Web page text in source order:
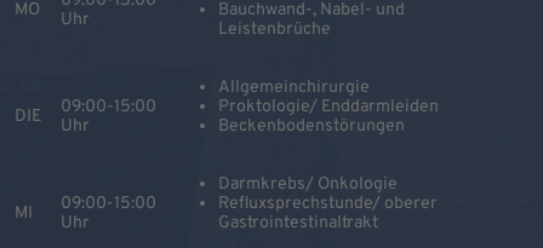
MO
Uhr
Bauchwand-, Nabel- und
Leistenbrüche
DIE
09:00-15:00
Uhr
Allgemeinchirurgie
Proktologie/ Enddarmleiden
Beckenbodenstörungen
MI
09:00-15:00
Uhr
Darmkrebs/ Onkologie
Refluxsprechstunde/ oberer
Gastrointestinaltrakt